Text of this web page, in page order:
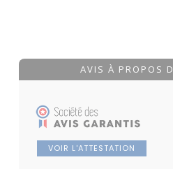
AVIS À PROPOS
VOIR L'ATTESTATION